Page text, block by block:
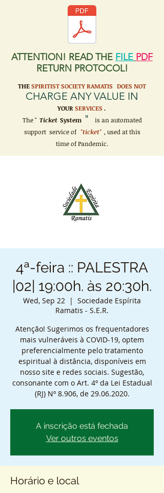
ATTENTION! READ THE FILE PDF
RETURN PROTOCOL!
THESPIRITIST SOCIETY RAMATIS DOES NOT
CHARGE ANY VALUE IN
YOUR SERVICES.
The " Ticket System"
is an automated
support service of "ticket" , used at this
time of Pandemic.
4ª-feira :: PALESTRA
|02| 19:00h. às 20:30h.
Wed, Sep 22
  |
Sociedade Espírita
Ramatis - S.E.R.
Atenção! Sugerimos os frequentadores
mais vulneráveis à COVID-19, optem
preferencialmente pelo tratamento
espiritual à distância, disponíveis em
nosso site e redes sociais. Sugestão,
consonante com o Art. 4º da Lei Estadual
(RJ) Nº 8.906, de 29.06.2020.
A inscrição está fechada
Ver outros eventos
Horário e local